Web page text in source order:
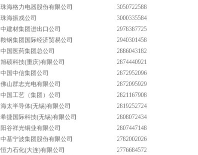
珠海格力电器股份有限公司
3050722588
珠海振戎公司
3000335584
中建材集团进出口公司
2978387725
鞍钢集团国际经济贸易公司
2940301458
中国医药集团总公司
2886043182
旭硕科技(重庆)有限公司
2874440921
中国中信集团公司
2872952096
佛山群志光电有限公司
2872095929
中国工艺（集团）公司
2821167908
海太半导体(无锡)有限公司
2819252724
希捷国际科技(无锡)有限公司
2808072434
阳谷祥光铜业有限公司
2807447148
中基宁波集团股份有限公司
2782002026
恒力石化(大连)有限公司
2776684572